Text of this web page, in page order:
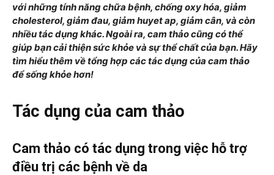
với những tính năng chữa bệnh, chống oxy hóa, giảm
cholesterol, giảm đau, giảm huyet ap, giảm cân, và còn
nhiều tác dụng khác. Ngoài ra, cam thảo cũng có thể
giúp bạn cải thiện sức khỏe và sự thể chất của bạn. Hãy
tìm hiểu thêm về tổng hợp các tác dụng của cam thảo
để sống khỏe hơn!
Tác dụng của cam thảo
Cam thảo có tác dụng trong việc hỗ trợ
điều trị các bệnh về da